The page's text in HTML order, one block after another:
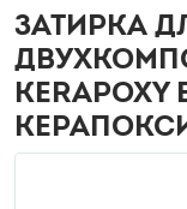
ЗАТИРКА